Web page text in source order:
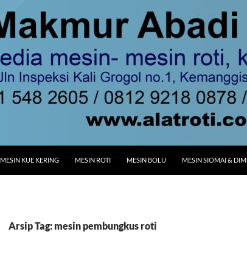
MESIN KUE KERING MESIN ROTI MESIN BOLU MESIN SIOMAI &
Arsip Tag: mesin pembungkus roti